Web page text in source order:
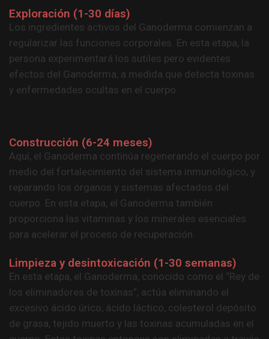
persona experimentará los sutiles pero evidentes
efectos del Ganoderma, a medida que detecta toxinas
y enfermedades ocultas en el cuerpo.
Construcción (6-24 meses)
reparando los órganos y sistemas afectados del
cuerpo. En esta etapa, el Ganoderma también
proporciona las vitaminas y los minerales esenciales
para acelerar el proceso de recuperación.
Limpieza y desintoxicación (1-30 semanas)
En esta etapa, el Ganoderma, conocido como el “Rey de
los eliminadores de toxinas”, actúa eliminando el
excesivo ácido úrico, ácido láctico, colesterol depósito
de grasa, tejido muerto y las toxinas acumuladas en el
cuerpo. Estas toxinas entonces son eliminadas a través
del sistema circulatorio, por medio de la orina, de la
defecación y del sudor o son manifestadas en
forúnculos, erupciones, flema y mucosidad. Estos son